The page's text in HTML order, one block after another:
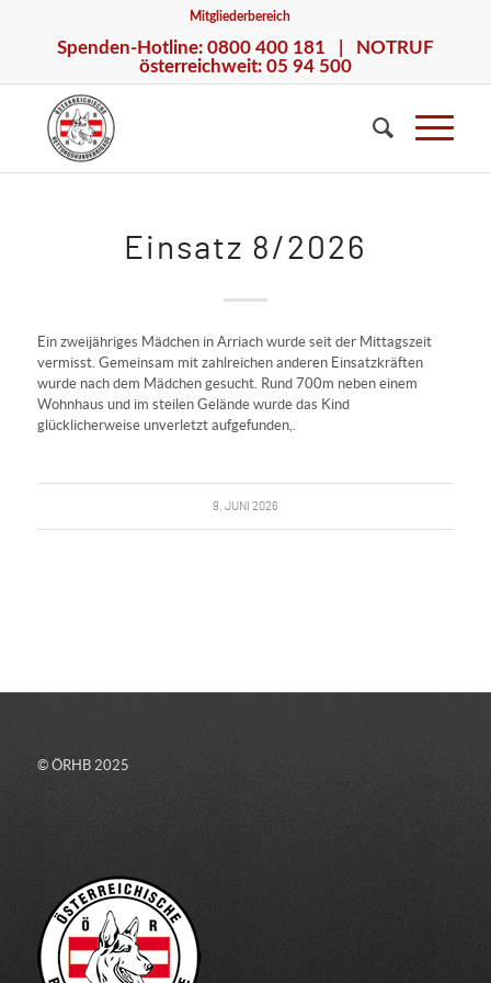
Mitgliederbereich
Spenden-Hotline: 0800 400 181 | NOTRUF
österreichweit: 05 94 500
Einsatz 8/2026
Ein zweijähriges Mädchen in Arriach wurde seit der Mittagszeit
vermisst. Gemeinsam mit zahlreichen anderen Einsatzkräften
wurde nach dem Mädchen gesucht. Rund 700m neben einem
Wohnhaus und im steilen Gelände wurde das Kind
glücklicherweise unverletzt aufgefunden,.
9. JUNI 2026
© ÖRHB 2025